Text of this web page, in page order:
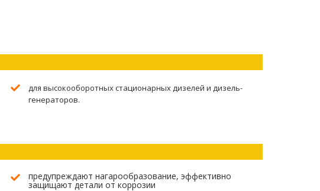
для высокооборотных стационарных дизелей и дизель-
генераторов.
предупреждают нагарообразование, эффективно
защищают детали от коррозии